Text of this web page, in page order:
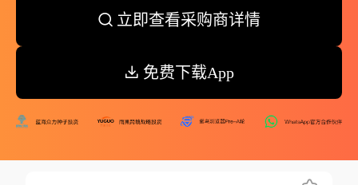
立即查看采购商详情
免费下载App